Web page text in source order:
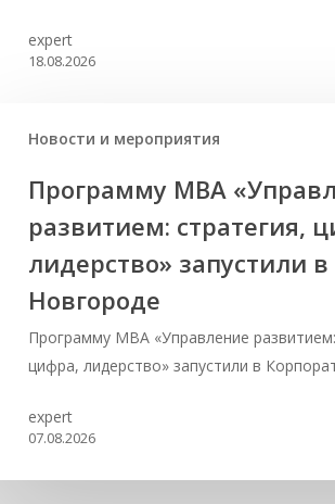
expert
18.08.2026
Новости и мероприятия
Программу MBA
развитием: стратегия,
лидерство» запустили
Новгороде
Программу MBA «Управление
цифра, лидерство» запустили в
expert
07.08.2026